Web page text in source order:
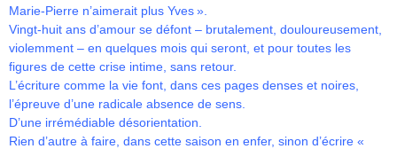
Marie-Pierre n’aimerait plus Yves ».
Vingt-huit ans d’amour se défont – brutalement, douloureusement,
violemment – en quelques mois qui seront, et pour toutes les
figures de cette crise intime, sans retour.
L’écriture comme la vie font, dans ces pages denses et noires,
l’épreuve d’une radicale absence de sens.
D’une irrémédiable désorientation.
Rien d’autre à faire, dans cette saison en enfer, sinon d’écrire «